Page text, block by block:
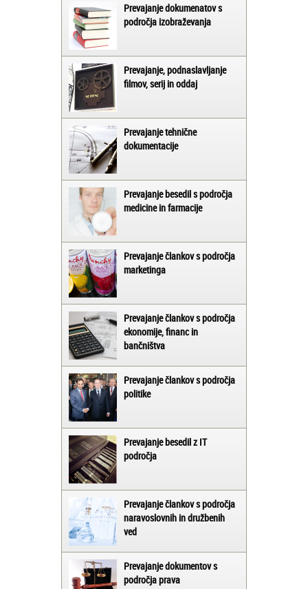
Prevajanje dokumenatov s
področja izobraževanja
Prevajanje, podnaslavljanje
filmov, serij in oddaj
Prevajanje tehnične
dokumentacije
Prevajanje besedil s področja
medicine in farmacije
Prevajanje člankov s področja
marketinga
Prevajanje člankov s področja
ekonomije, financ in
bančništva
Prevajanje člankov s področja
politike
Prevajanje besedil z IT
področja
Prevajanje člankov s področja
naravoslovnih in družbenih
ved
Prevajanje dokumentov s
področja prava